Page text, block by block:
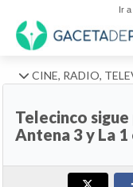
Ir
CINE, RADIO,
Telecinco
Antena 3 y La